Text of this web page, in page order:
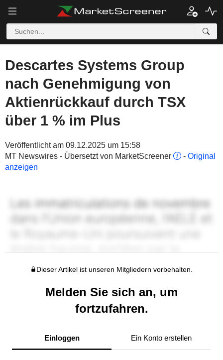
Descartes Systems Group
nach Genehmigung von
Aktienrückkauf durch TSX
über 1 % im Plus
Veröffentlicht am 09.12.2025 um 15:58
MT Newswires - Übersetzt von MarketScreener
- Original
anzeigen
Dieser Artikel ist unseren Mitgliedern vorbehalten.
Melden Sie sich an, um
fortzufahren.
Einloggen Ein Konto erstellen